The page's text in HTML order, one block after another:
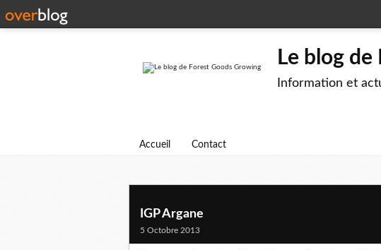
Le blog
Information et
Accueil Contact
IGP Argane
5 Octobre 2013